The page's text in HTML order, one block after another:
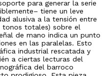
para generar la serie
tiene un leve
alusiva a la tensión entre
totales) sobre el
de mano indica un punto
en las paralelas. Esto
industrial rescatada y
a ciertas lecturas del
del barroco